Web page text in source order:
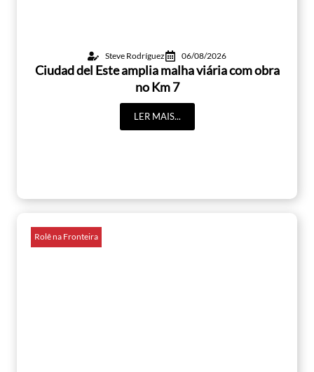
Steve Rodríguez 06/08/2026
Ciudad del Este amplia malha viária com obra
no Km 7
LER MAIS...
Rolê na Fronteira